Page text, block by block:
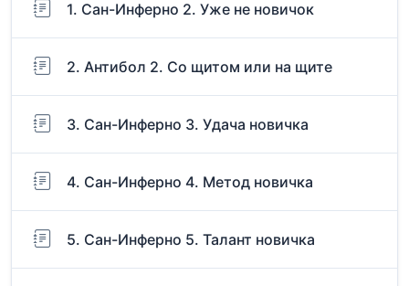
1. Сан-Инферно 2. Уже не новичок
2. Антибол 2. Со щитом или на щите
3. Сан-Инферно 3. Удача новичка
4. Сан-Инферно 4. Метод новичка
5. Сан-Инферно 5. Талант новичка